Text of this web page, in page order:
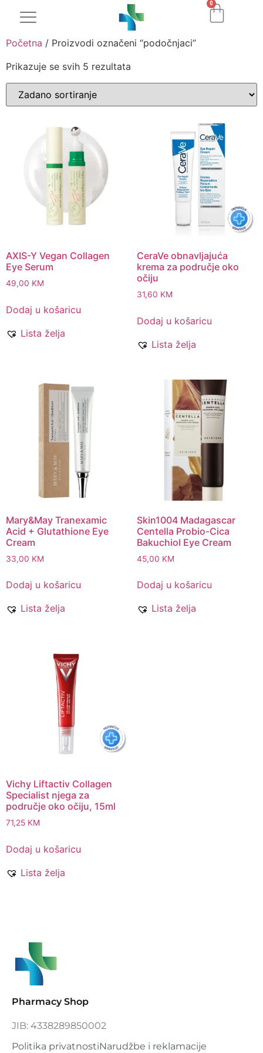
0
Početna / Proizvodi označeni “podočnjaci”
Prikazuje se svih 5 rezultata
AXIS-Y Vegan Collagen
Eye Serum
49,00 KM
Dodaj u košaricu
Lista želja
CeraVe obnavljajuća
krema za područje oko
očiju
31,60 KM
Dodaj u košaricu
Lista želja
Mary&May Tranexamic
Acid + Glutathione Eye
Cream
33,00 KM
Dodaj u košaricu
Lista želja
Skin1004 Madagascar
Centella Probio-Cica
Bakuchiol Eye Cream
45,00 KM
Dodaj u košaricu
Lista želja
Vichy Liftactiv Collagen
Specialist njega za
područje oko očiju, 15ml
71,25 KM
Dodaj u košaricu
Lista želja
Pharmacy Shop
JIB: 4338289850002
Politika privatnostiNarudžbe i reklamacije